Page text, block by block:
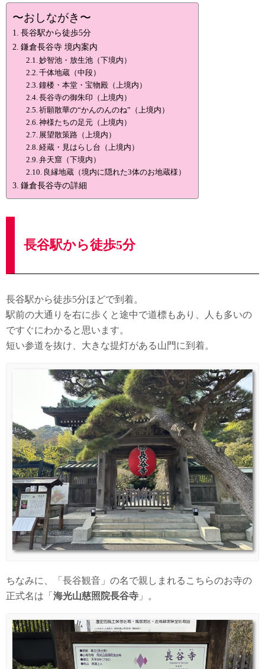
〜おしながき〜
長谷駅から徒歩5分
鎌倉長谷寺 境内案内
妙智池・放生池（下境内）
千体地蔵（中段）
鐘楼・本堂・宝物殿（上境内）
長谷寺の御朱印（上境内）
祈願散華の“かんのんのね”（上境内）
神様たちの足元（上境内）
展望散策路（上境内）
経蔵・見はらし台（上境内）
弁天窟（下境内）
良縁地蔵（境内に隠れた3体のお地蔵様）
鎌倉長谷寺の詳細
長谷駅から徒歩5分
長谷駅から徒歩5分ほどで到着。
駅前の大通りを右に歩くと途中で道標もあり、人も多いの
ですぐにわかると思います。
短い参道を抜け、大きな提灯がある山門に到着。
ちなみに、「長谷観音」の名で親しまれるこちらのお寺の
正式名は「 海光山慈照院長谷寺 」。